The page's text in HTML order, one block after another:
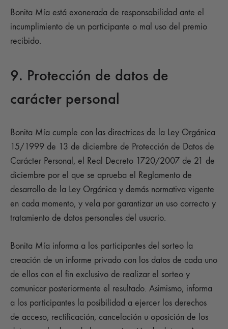
Bonita Mía está exonerada de responsabilidad ante el
incumplimiento de un participante o mal uso del premio
recibido.
9. Protección de datos de
carácter personal
Bonita Mía cumple con las directrices de la Ley Orgánica
15/1999 de 13 de diciembre de Protección de Datos de
Carácter Personal, el Real Decreto 1720/2007 de 21 de
diciembre por el que se aprueba el Reglamento de
desarrollo de la Ley Orgánica y demás normativa vigente
en cada momento, y vela por garantizar un uso correcto y
tratamiento de datos personales del usuario.
Bonita Mía informa a los participantes del sorteo la
creación de un informe privado con los datos de cada uno
de ellos con el fin exclusivo de realizar el sorteo y
comunicar posteriormente el resultado. Asimismo, informa
a los participantes la posibilidad a ejercer los derechos
de acceso, rectificación, cancelación u oposición de los